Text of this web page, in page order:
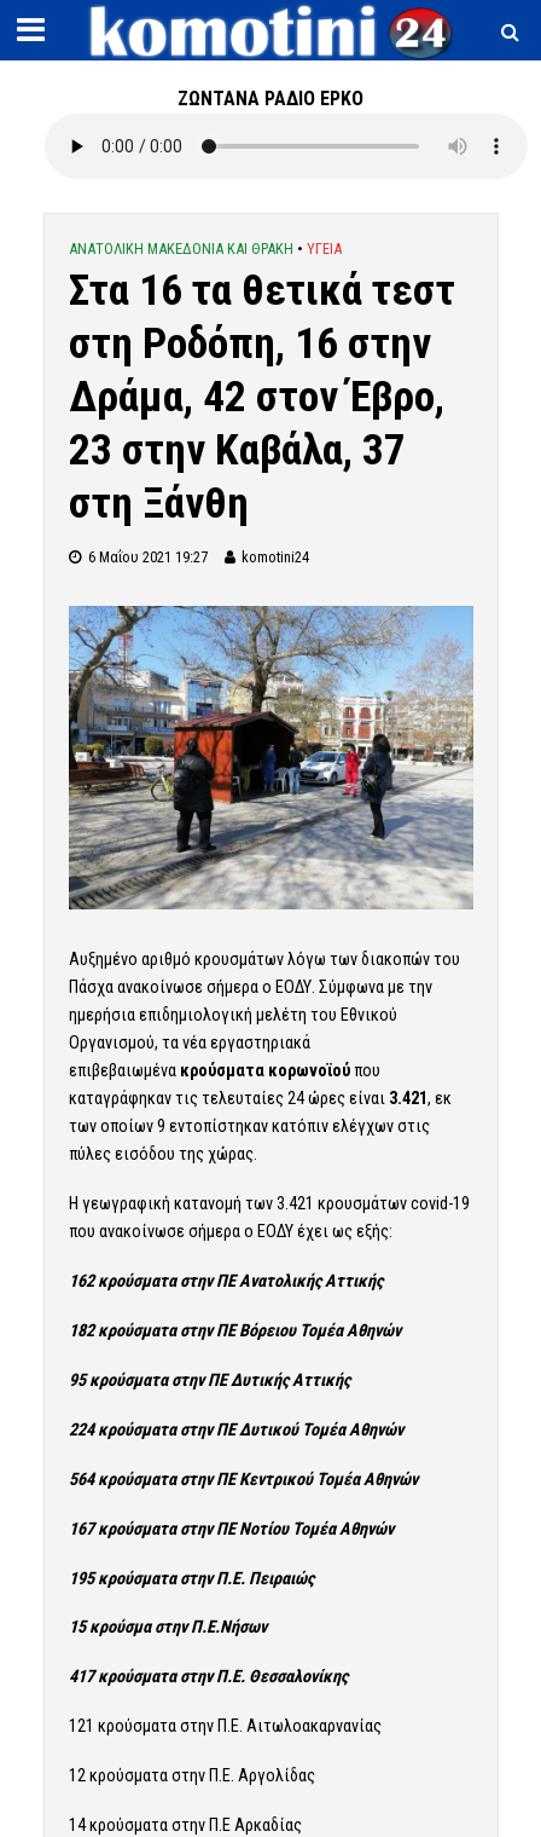
ΖΩΝΤΑΝΑ ΡΑΔΙΟ ΕΡΚΟ
ΑΝΑΤΟΛΙΚΗ ΜΑΚΕΔΟΝΙΑ ΚΑΙ ΘΡΑΚΗ • ΥΓΕΙΑ
Στα 16 τα θετικά τεστ
στη Ροδόπη, 16 στην
Δράμα, 42 στον Έβρο,
23 στην Καβάλα, 37
στη Ξάνθη
6 Μαΐου 2021 19:27 komotini24
Αυξημένο αριθμό κρουσμάτων λόγω των διακοπών του
Πάσχα ανακοίνωσε σήμερα ο ΕΟΔΥ. Σύμφωνα με την
ημερήσια επιδημιολογική μελέτη του Εθνικού
Οργανισμού, τα νέα εργαστηριακά
επιβεβαιωμένα κρούσματα κορωνοϊούπου
καταγράφηκαν τις τελευταίες 24 ώρες είναι 3.421, εκ
των οποίων 9 εντοπίστηκαν κατόπιν ελέγχων στις
πύλες εισόδου της χώρας.
Η γεωγραφική κατανομή των 3.421 κρουσμάτων covid-19
που ανακοίνωσε σήμερα ο ΕΟΔΥ έχει ως εξής:
162 κρούσματα στην ΠΕ Ανατολικής Αττικής
182 κρούσματα στην ΠΕ Βόρειου Τομέα Αθηνών
95 κρούσματα στην ΠΕ Δυτικής Αττικής
224 κρούσματα στην ΠΕ Δυτικού Τομέα Αθηνών
564 κρούσματα στην ΠΕ Κεντρικού Τομέα Αθηνών
167 κρούσματα στην ΠΕ Νοτίου Τομέα Αθηνών
195 κρούσματα στην Π.Ε. Πειραιώς
15 κρούσμα στην Π.Ε.Νήσων
417 κρούσματα στην Π.Ε. Θεσσαλονίκης
121 κρούσματα στην Π.Ε. Αιτωλοακαρνανίας
12 κρούσματα στην Π.Ε. Αργολίδας
14 κρούσματα στην Π.Ε Αρκαδίας